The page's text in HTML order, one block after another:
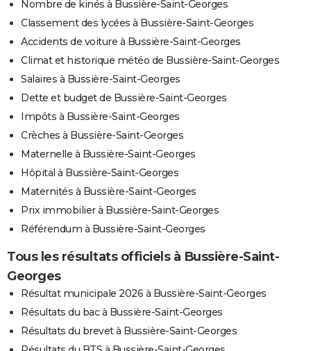
Nombre de kinés à Bussière-Saint-Georges
Classement des lycées à Bussière-Saint-Georges
Accidents de voiture à Bussière-Saint-Georges
Climat et historique météo de Bussière-Saint-Georges
Salaires à Bussière-Saint-Georges
Dette et budget de Bussière-Saint-Georges
Impôts à Bussière-Saint-Georges
Crèches à Bussière-Saint-Georges
Maternelle à Bussière-Saint-Georges
Hôpital à Bussière-Saint-Georges
Maternités à Bussière-Saint-Georges
Prix immobilier à Bussière-Saint-Georges
Référendum à Bussière-Saint-Georges
Tous les résultats officiels à Bussière-Saint-
Georges
Résultat municipale 2026 à Bussière-Saint-Georges
Résultats du bac à Bussière-Saint-Georges
Résultats du brevet à Bussière-Saint-Georges